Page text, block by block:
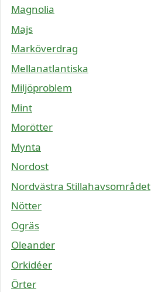
Magnolia
Majs
Marköverdrag
Mellanatlantiska
Miljöproblem
Mint
Morötter
Mynta
Nordost
Nordvästra Stillahavsområdet
Nötter
Ogräs
Oleander
Orkidéer
Örter